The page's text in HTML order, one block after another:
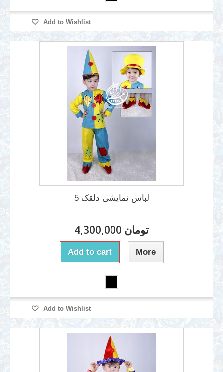
Add to Wishlist
لباس نمایشی دلقک 5
4,300,000 تومان
Add to cart More
Add to Wishlist